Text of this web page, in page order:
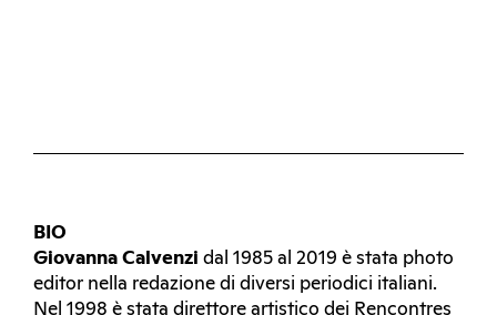
BIO
Giovanna Calvenzi dal 1985 al 2019 è stata photo
editor nella redazione di diversi periodici italiani.
Nel 1998 è stata direttore artistico dei Rencontres